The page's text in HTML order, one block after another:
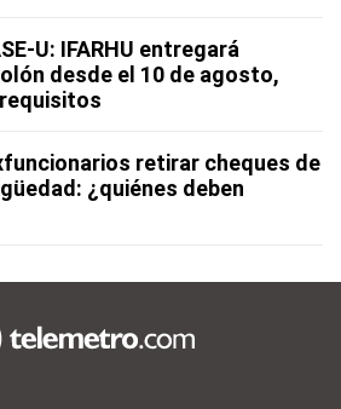
U: IFARHU entregará
desde el 10 de agosto,
retirar cheques de
¿quiénes deben